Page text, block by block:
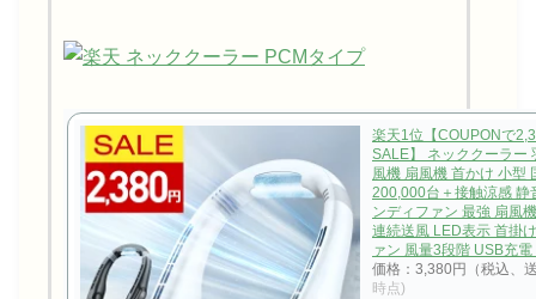
楽天1位【COUPONで
SALE】 ネッククーラー
風機 扇風機 首かけ 小型
200,000台＋接触涼感 静
ンディファン 最強 扇風
連続送風 LED表示 首掛
ァン 風量3段階 USB充
価格：3,380円（税込、
時点)